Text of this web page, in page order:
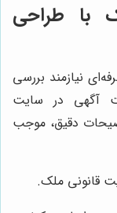
با طراحی
نیازمند بررسی
آگهی در سایت
دقیق، موجب
قانونی ملک.